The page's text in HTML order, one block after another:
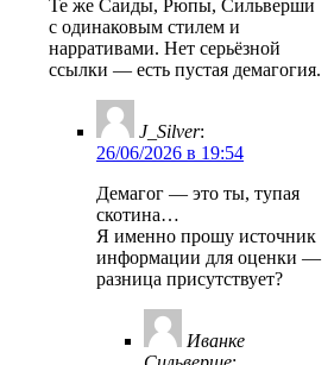
Те же Саиды, Рюпы, Сильверши
с одинаковым стилем и
нарративами. Нет серьёзной
ссылки — есть пустая демагогия.
J_Silver:
26/06/2026 в 19:54
Демагог — это ты, тупая
скотина…
Я именно прошу источник
информации для оценки —
разница присутствует?
Иванке